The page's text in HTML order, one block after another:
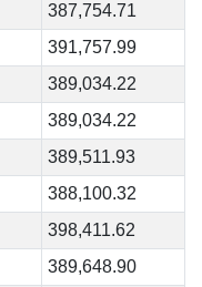
387,754.71
391,757.99
389,034.22
389,034.22
389,511.93
388,100.32
398,411.62
389,648.90